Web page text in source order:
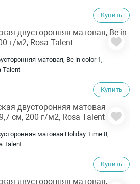
Купить
матовая, Be in color 1,
Talent
Купить
матовая Holiday Time 8,
Talent
Купить